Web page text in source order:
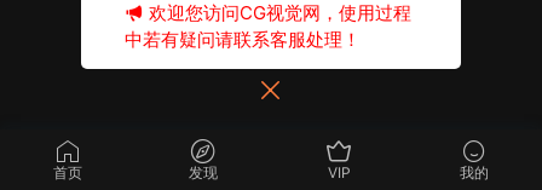
首页 发现 VIP 我的
欢迎您访问CG视觉网，使用过程
中若有疑问请联系客服处理！